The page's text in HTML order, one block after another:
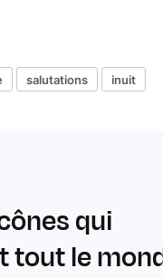
salutations inuit
qui
tout le